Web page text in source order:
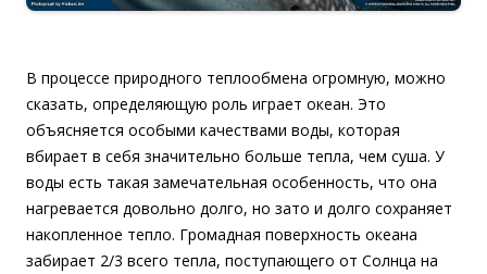
В процессе природного теплообмена огромную, можно
сказать, определяющую роль играет океан. Это
объясняется особыми качествами воды, которая
вбирает в себя значительно больше тепла, чем суша. У
воды есть такая замечательная особенность, что она
нагревается довольно долго, но зато и долго сохраняет
накопленное тепло. Громадная поверхность океана
забирает 2/3 всего тепла, поступающего от Солнца на